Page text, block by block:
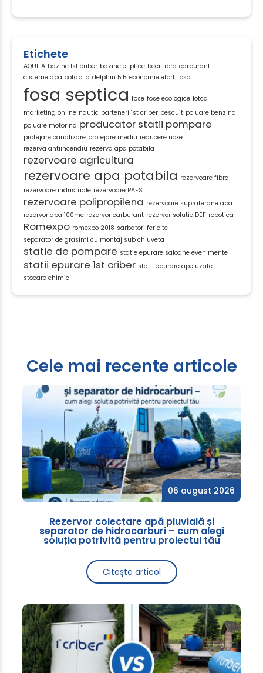
Etichete
AQUILA bazine 1st criber bazine eliptice beci fibra carburant
cisterne apa potabila delphin 5.5 economie efort fosa
fosa septica fose fose ecologice lotca
marketing online nautic parteneri 1st criber pescuit poluare benzina
poluare motorina producator statii pompare
protejare canalizare protejare mediu reducere noxe
rezerva antiincendiu rezerva apa potabila
rezervoare agricultura
rezervoare apa potabila rezervoare fibra
rezervoare industriale rezervoare PAFS
rezervoare polipropilena rezervoare supraterane apa
rezervor apa 100mc rezervor carburant rezervor solutie DEF robotica
Romexpo romexpo 2018 sarbatori fericite
separator de grasimi cu montaj sub chiuveta
statie de pompare statie epurare saloane evenimente
statii epurare 1st criber statii epurare ape uzate
stocare chimic
Cele mai recente articole
06 august 2026
Rezervor colectare apă pluvială și
separator de hidrocarburi – cum alegi
soluția potrivită pentru proiectul tău
Citește articol